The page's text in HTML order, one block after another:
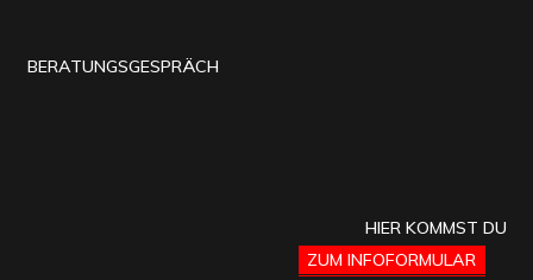
BERATUNGSGESPRÄCH
HIER KOMMST DU
ZUM INFOFORMULAR